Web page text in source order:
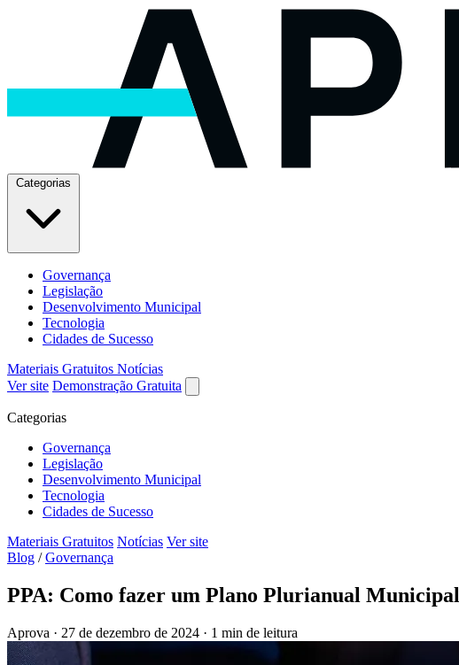
Governança
Legislação
Desenvolvimento Municipal
Tecnologia
Cidades de Sucesso
Materiais Gratuitos Notícias
Ver site Demonstração Gratuita
Categorias
Governança
Legislação
Desenvolvimento Municipal
Tecnologia
Cidades de Sucesso
Materiais Gratuitos Notícias Ver site
Blog / Governança
PPA: Como fazer um Plano Plurianual Municipal
Aprova · 27 de dezembro de 2024 · 1 min de leitura